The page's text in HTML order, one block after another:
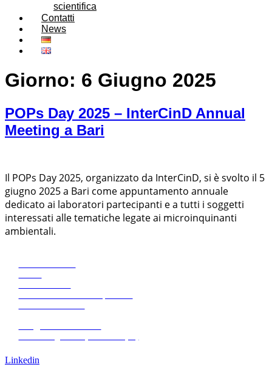
scientifica
Contatti
News
Giorno: 6 Giugno 2025
POPs Day 2025 – InterCinD Annual
Meeting a Bari
Il POPs Day 2025, organizzato da InterCinD, si è svolto il 5
giugno 2025 a Bari come appuntamento annuale
dedicato ai laboratori partecipanti e a tutti i soggetti
interessati alle tematiche legate ai microinquinanti
ambientali.
Linkedin